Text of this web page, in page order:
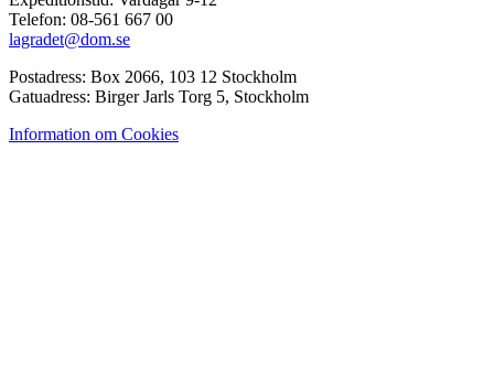
Telefon: 08-561 667 00
lagradet@dom.se
Postadress: Box 2066, 103 12 Stockholm
Gatuadress: Birger Jarls Torg 5, Stockholm
Information om Cookies